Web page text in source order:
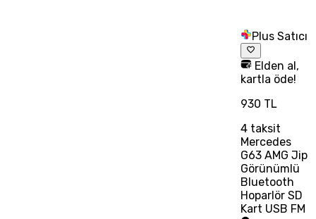
Plus Satıcı
Elden al,
kartla öde!
930 TL
4taksit
Mercedes
G63 AMG Jip
Görünümlü
Bluetooth
Hoparlör SD
Kart USB FM